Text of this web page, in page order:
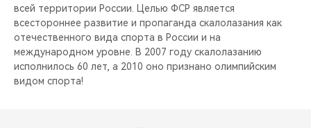
всей территории России. Целью ФСР является
всестороннее развитие и пропаганда скалолазания как
отечественного вида спорта в России и на
международном уровне. В 2007 году скалолазанию
исполнилось 60 лет, а 2010 оно признано олимпийским
видом спорта!